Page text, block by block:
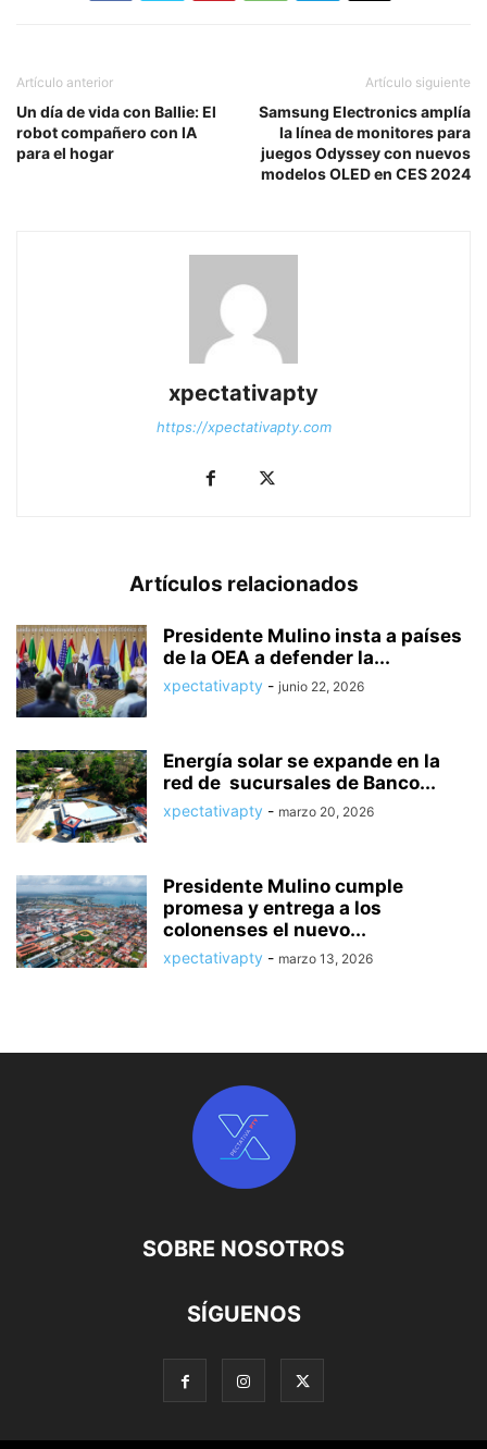
Artículo anterior
Un día de vida con Ballie: El
robot compañero con IA
para el hogar
Artículo siguiente
Samsung Electronics amplía
la línea de monitores para
juegos Odyssey con nuevos
modelos OLED en CES 2024
xpectativapty
https://xpectativapty.com
Artículos relacionados
Presidente Mulino insta a países
de la OEA a defender la...
xpectativapty - junio 22, 2026
Energía solar se expande en la
red de sucursales de Banco...
xpectativapty - marzo 20, 2026
Presidente Mulino cumple
promesa y entrega a los
colonenses el nuevo...
xpectativapty - marzo 13, 2026
SOBRE NOSOTROS
SÍGUENOS